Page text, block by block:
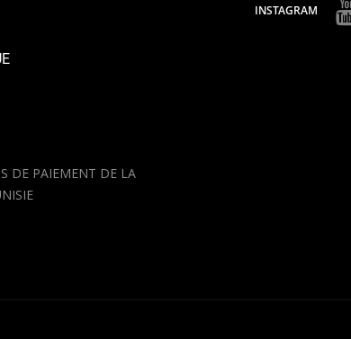
INSTAGRAM
DE PAIEMENT DE LA